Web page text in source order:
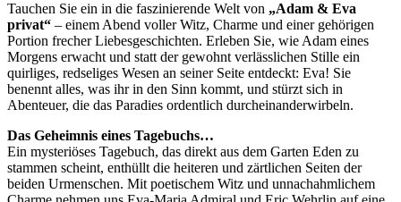
Tauchen Sie ein in die faszinierende Welt von „Adam & Eva
privat“ – einem Abend voller Witz, Charme und einer gehörigen
Portion frecher Liebesgeschichten. Erleben Sie, wie Adam eines
Morgens erwacht und statt der gewohnt verlässlichen Stille ein
quirliges, redseliges Wesen an seiner Seite entdeckt: Eva! Sie
benennt alles, was ihr in den Sinn kommt, und stürzt sich in
Abenteuer, die das Paradies ordentlich durcheinanderwirbeln.
Das Geheimnis eines Tagebuchs…
Ein mysteriöses Tagebuch, das direkt aus dem Garten Eden zu
stammen scheint, enthüllt die heiteren und zärtlichen Seiten der
beiden Urmenschen. Mit poetischem Witz und unnachahmlichem